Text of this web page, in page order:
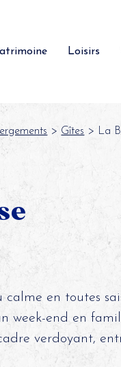
Loisirs
> Gîtes > La
calme en toutes
week-end en
verdoyant,